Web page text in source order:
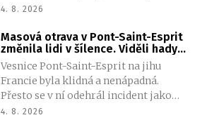
pomocí seismických vln, které se ve
materiálu. Metoda by mohla pomoci
při přípravě budoucích pilotovaných
misí.
4. 8. 2026
Masová otrava v Pont-Saint-Esprit
změnila lidi v šílence. Viděli hady
vylézající z břicha
Vesnice Pont-Saint-Esprit na jihu
Francie byla klidná a nenápadná.
Přesto se v ní odehrál incident jako
vystřižený z hororového filmu. Stovky
4. 8. 2026